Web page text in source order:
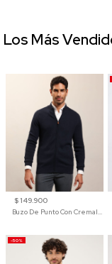
$ 149.900
-50%
Los Más